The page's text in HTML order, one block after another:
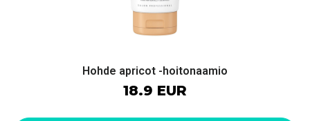
Hohde apricot -hoitonaamio
18.9 EUR